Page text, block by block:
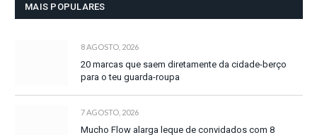
MAIS POPULARES
8 AGOSTO, 2026
20 marcas que saem diretamente da cidade-berço
para o teu guarda-roupa
7 AGOSTO, 2026
Mucho Flow alarga leque de convidados com 8